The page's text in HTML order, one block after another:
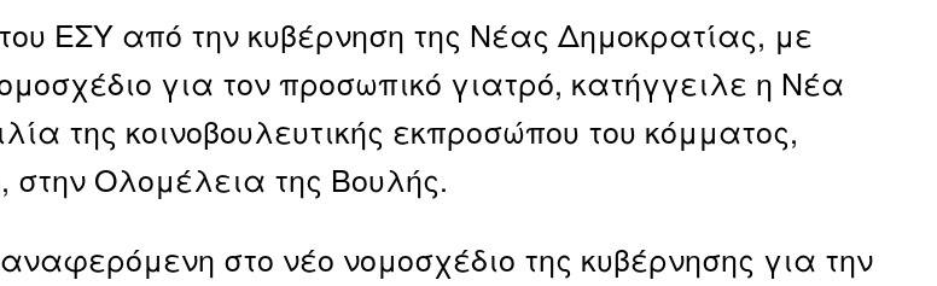
ΕΣΥ από την κυβέρνηση της Νέας Δημοκρατίας, με
για τον προσωπικό γιατρό, κατήγγειλε η Νέα
της κοινοβουλευτικής εκπροσώπου του κόμματος,
Ολομέλεια της Βουλής.
στο νέο νομοσχέδιο της κυβέρνησης για την